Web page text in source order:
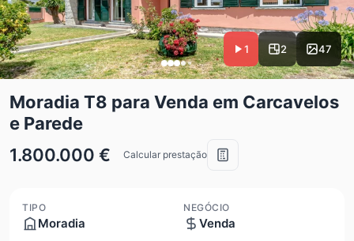
1 2 47
Moradia T8 para Venda em Carcavelos
e Parede
1.800.000 €
Calcular prestação
TIPO
Moradia
NEGÓCIO
Venda